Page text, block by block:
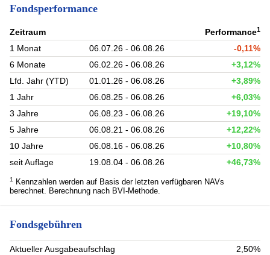
Fondsperformance
Zeitraum Performance1
1 Monat 06.07.26 - 06.08.26
-0,11%
6 Monate
06.02.26 - 06.08.26
+3,12%
Lfd. Jahr (YTD)
01.01.26 - 06.08.26
+3,89%
1 Jahr
06.08.25 - 06.08.26
+6,03%
3 Jahre
06.08.23 - 06.08.26
+19,10%
5 Jahre
06.08.21 - 06.08.26
+12,22%
10 Jahre
06.08.16 - 06.08.26
+10,80%
seit Auflage
19.08.04 - 06.08.26 +46,73%
1
Kennzahlen werden auf Basis der letzten verfügbaren NAVs
berechnet. Berechnung nach BVI-Methode.
Fondsgebühren
Aktueller Ausgabeaufschlag
2,50%